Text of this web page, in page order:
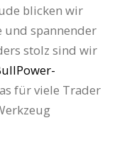
blicken wir
und spannender
stolz sind wir
für viele Trader